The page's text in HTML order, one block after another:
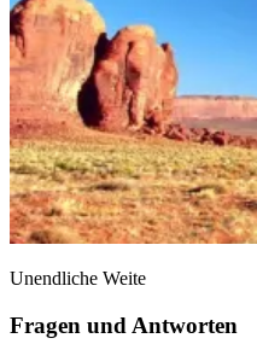
Unendliche Weite
Fragen und Antworten